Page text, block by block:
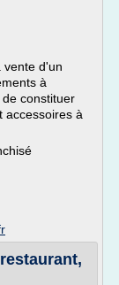
vente d'un
à
constituer
accessoires à